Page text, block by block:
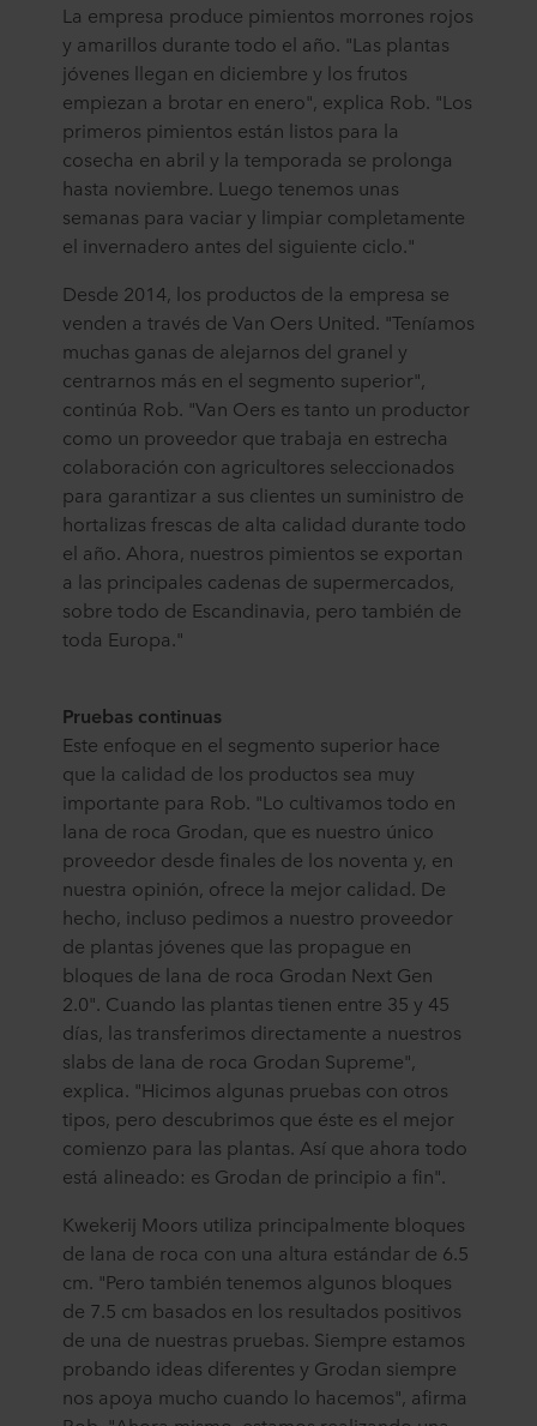
La empresa produce pimientos morrones rojos
y amarillos durante todo el año. "Las plantas
jóvenes llegan en diciembre y los frutos
empiezan a brotar en enero", explica Rob. "Los
primeros pimientos están listos para la
cosecha en abril y la temporada se prolonga
hasta noviembre. Luego tenemos unas
semanas para vaciar y limpiar completamente
el invernadero antes del siguiente ciclo."
Desde 2014, los productos de la empresa se
venden a través de Van Oers United. "Teníamos
muchas ganas de alejarnos del granel y
centrarnos más en el segmento superior",
continúa Rob. "Van Oers es tanto un productor
como un proveedor que trabaja en estrecha
colaboración con agricultores seleccionados
para garantizar a sus clientes un suministro de
hortalizas frescas de alta calidad durante todo
el año. Ahora, nuestros pimientos se exportan
a las principales cadenas de supermercados,
sobre todo de Escandinavia, pero también de
toda Europa."
Pruebas continuas
Este enfoque en el segmento superior hace
que la calidad de los productos sea muy
importante para Rob. "Lo cultivamos todo en
lana de roca Grodan, que es nuestro único
proveedor desde finales de los noventa y, en
nuestra opinión, ofrece la mejor calidad. De
hecho, incluso pedimos a nuestro proveedor
de plantas jóvenes que las propague en
bloques de lana de roca Grodan Next Gen
2.0". Cuando las plantas tienen entre 35 y 45
días, las transferimos directamente a nuestros
slabs de lana de roca Grodan Supreme",
explica. "Hicimos algunas pruebas con otros
tipos, pero descubrimos que éste es el mejor
comienzo para las plantas. Así que ahora todo
está alineado: es Grodan de principio a fin".
Kwekerij Moors utiliza principalmente bloques
de lana de roca con una altura estándar de 6.5
cm. "Pero también tenemos algunos bloques
de 7.5 cm basados en los resultados positivos
de una de nuestras pruebas. Siempre estamos
probando ideas diferentes y Grodan siempre
nos apoya mucho cuando lo hacemos", afirma